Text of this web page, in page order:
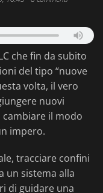
che fin da subito
del tipo “nuove
volta, il vero
nuovi
il modo
impero.
tracciare confini
un sistema alla
di guidare una